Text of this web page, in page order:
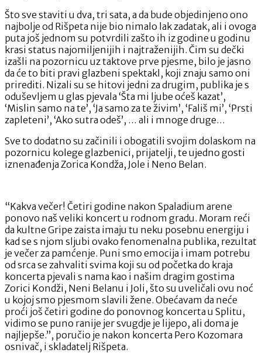
Što sve staviti u dva, tri sata, a da bude objedinjeno ono
najbolje od Rišpeta nije bio nimalo lak zadatak, ali i ovoga
puta još jednom su potvrdili zašto ih iz godine u godinu
krasi status najomiljenijih i najtraženijih. Čim su dečki
izašli na pozornicu uz taktove prve pjesme, bilo je jasno
da će to biti pravi glazbeni spektakl, koji znaju samo oni
prirediti. Nizali su se hitovi jedni za drugim, publika je s
oduševljem u glas pjevala ‘Šta mi ljube oćeš kazat’,
‘Mislin samo na te’, ‘Ja samo za te živim’, ‘Fališ mi’, ‘Prsti
zapleteni’, ‘Ako sutra odeš’, … ali i mnoge druge…
Sve to dodatno su začinili i obogatili svojim dolaskom na
pozornicu kolege glazbenici, prijatelji, te ujedno gosti
iznenađenja Zorica Kondža, Jole i Neno Belan.
“Kakva večer! Četiri godine nakon Spaladium arene
ponovo naš veliki koncert u rodnom gradu. Moram reći
da kultne Gripe zaista imaju tu neku posebnu energiju i
kad se s njom sljubi ovako fenomenalna publika, rezultat
je večer za pamćenje. Puni smo emocija i imam potrebu
od srca se zahvaliti svima koji su od početka do kraja
koncerta pjevali s nama kao i našim dragim gostima
Zorici Kondži, Neni Belanu i Joli, što su uveličali ovu noć
u kojoj smo pjesmom slavili žene. Obećavam da neće
proći još četiri godine do ponovnog koncerta u Splitu,
vidimo se puno ranije jer svugdje je lijepo, ali doma je
najljepše.”, poručio je nakon koncerta Pero Kozomara
osnivač, i skladatelj Rišpeta.